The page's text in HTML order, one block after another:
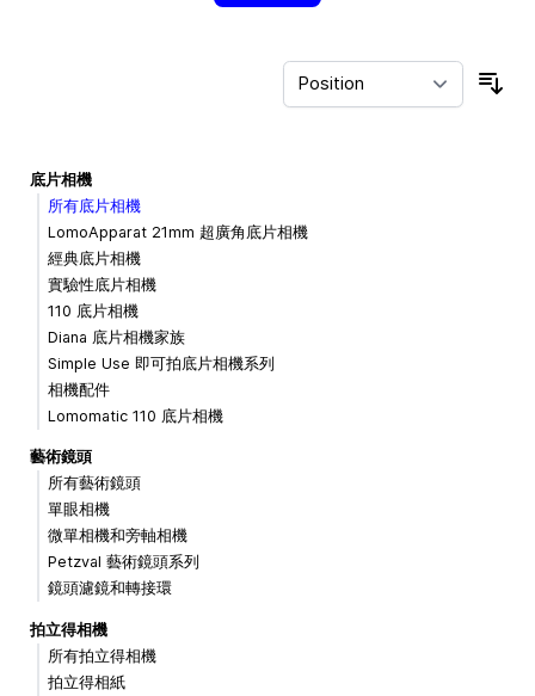
底片相機
所有底片相機
LomoApparat 21mm 超廣角底片相機
經典底片相機
實驗性底片相機
110 底片相機
Diana 底片相機家族
Simple Use 即可拍底片相機系列
相機配件
Lomomatic 110 底片相機
藝術鏡頭
所有藝術鏡頭
單眼相機
微單相機和旁軸相機
Petzval 藝術鏡頭系列
鏡頭濾鏡和轉接環
拍立得相機
所有拍立得相機
拍立得相紙